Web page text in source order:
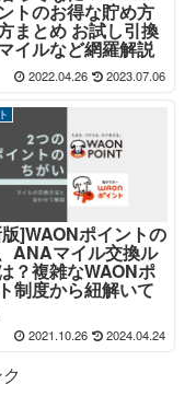
トのお得な貯め方
まとめ お試し引換
イルなど網羅解説
2022.04.26 2023.07.06
]WAONポイントの
ANAマイル交換ル
？複雑なWAONポ
制度から紐解いて
2021.10.26 2024.04.24